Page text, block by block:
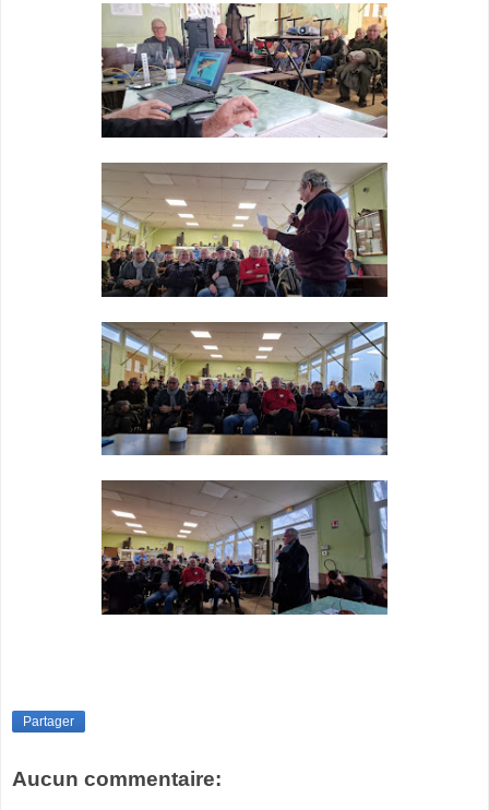
Partager
Aucun commentaire: